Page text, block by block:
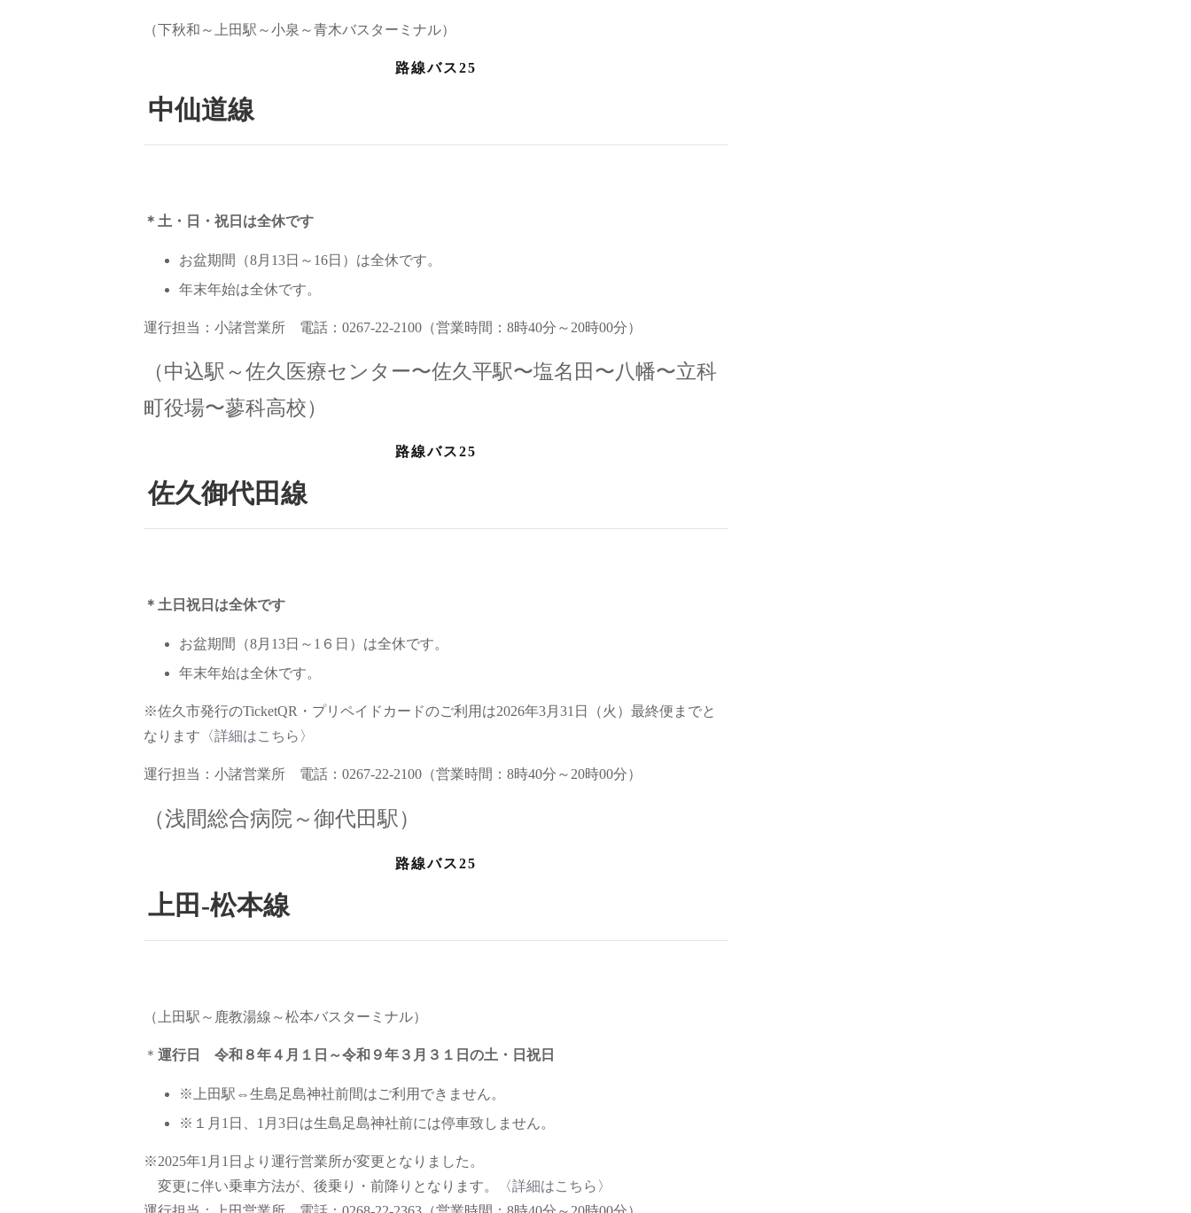
（下秋和～上田駅～小泉～青木バスターミナル）
路線バス25
中仙道線
＊土・日・祝日は全休です
お盆期間（8月13日～16日）は全休です。
年末年始は全休です。
運行担当：小諸営業所 電話：0267-22-2100（営業時間：8時40分～20時00分）
（中込駅～佐久医療センター〜佐久平駅〜塩名田〜八幡〜立科
町役場〜蓼科高校）
路線バス25
佐久御代田線
＊土日祝日は全休です
お盆期間（8月13日～1６日）は全休です。
年末年始は全休です。
※佐久市発行のTicketQR・プリペイドカードのご利用は2026年3月31日（火）最終便までと
なります〈詳細はこちら 〉
運行担当：小諸営業所 電話：0267-22-2100（営業時間：8時40分～20時00分）
（浅間総合病院～御代田駅）
路線バス25
上田-松本線
（上田駅～鹿教湯線～松本バスターミナル）
＊ 運行日 令和８年４月１日～令和９年３月３１日の土・日祝日
※上田駅⇔生島足島神社前間はご利用できません。
※１月1日、1月3日は生島足島神社前には停車致しません。
※2025年1月1日より運行営業所が変更となりました。
変更に伴い乗車方法が、後乗り・前降りとなります。〈詳細はこちら 〉